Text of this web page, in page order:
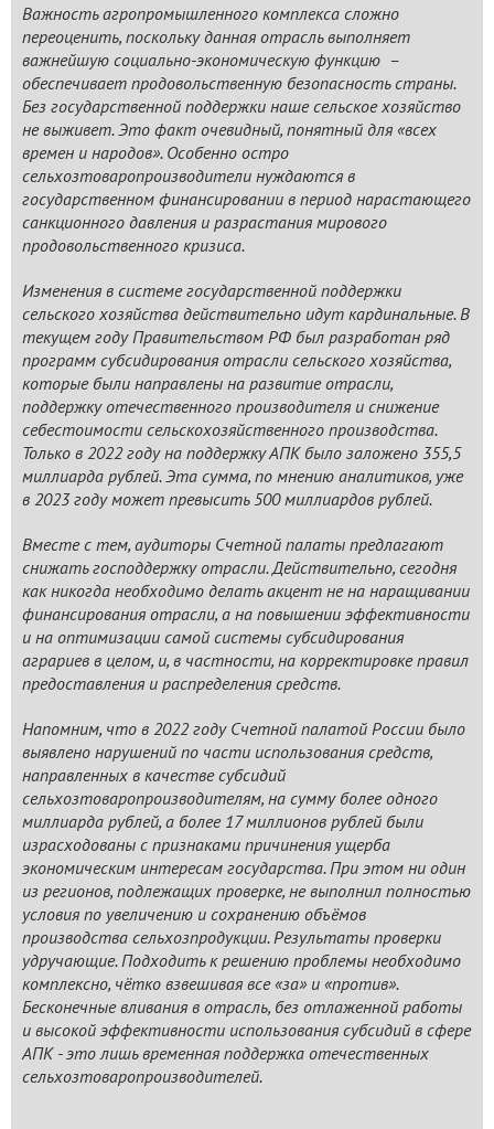
Важность агропромышленного комплекса сложно
переоценить, поскольку данная отрасль выполняет
важнейшую социально-экономическую функцию –
обеспечивает продовольственную безопасность страны.
Без государственной поддержки наше сельское хозяйство
не выживет. Это факт очевидный, понятный для «всех
времен и народов». Особенно остро
сельхозтоваропроизводители нуждаются в
государственном финансировании в период нарастающего
санкционного давления и разрастания мирового
продовольственного кризиса.
Изменения в системе государственной поддержки
сельского хозяйства действительно идут кардинальные. В
текущем году Правительством РФ был разработан ряд
программ субсидирования отрасли сельского хозяйства,
которые были направлены на развитие отрасли,
поддержку отечественного производителя и снижение
себестоимости сельскохозяйственного производства.
Только в 2022 году на поддержку АПК было заложено 355,5
миллиарда рублей. Эта сумма, по мнению аналитиков, уже
в 2023 году может превысить 500 миллиардов рублей.
Вместе с тем, аудиторы Счетной палаты предлагают
снижать господдержку отрасли. Действительно, сегодня
как никогда необходимо делать акцент не на наращивании
финансирования отрасли, а на повышении эффективности
и на оптимизации самой системы субсидирования
аграриев в целом, и, в частности, на корректировке правил
предоставления и распределения средств.
Напомним, что в 2022 году Счетной палатой России было
выявлено нарушений по части использования средств,
направленных в качестве субсидий
сельхозтоваропроизводителям, на сумму более одного
миллиарда рублей, а более 17 миллионов рублей были
израсходованы с признаками причинения ущерба
экономическим интересам государства. При этом ни один
из регионов, подлежащих проверке, не выполнил полностью
условия по увеличению и сохранению объёмов
производства сельхозпродукции. Результаты проверки
удручающие. Подходить к решению проблемы необходимо
комплексно, чётко взвешивая все «за» и «против».
Бесконечные вливания в отрасль, без отлаженной работы
и высокой эффективности использования субсидий в сфере
АПК - это лишь временная поддержка отечественных
сельхозтоваропроизводителей.